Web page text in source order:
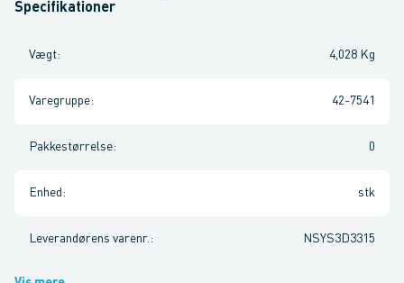
Specifikationer
Vægt: 4,028 Kg
Varegruppe: 42-7541
Pakkestørrelse: 0
Enhed : stk
Leverandørens varenr. : NSYS3D3315